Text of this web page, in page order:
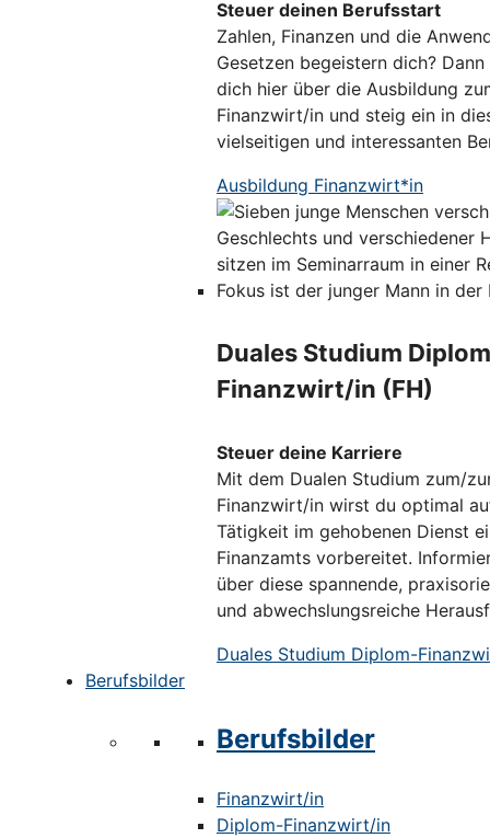
Steuer deinen Berufsstart
Zahlen, Finanzen und die
Gesetzen begeistern dich?
dich hier über die Ausbildung
Finanzwirt/in und steig ein in
vielseitigen und interessanten
Ausbildung Finanzwirt*in
Duales Studium
Finanzwirt/in (FH)
Steuer deine Karriere
Mit dem Dualen Studium zum/
Finanzwirt/in wirst du optimal
Tätigkeit im gehobenen Dienst
Finanzamts vorbereitet.
über diese spannende,
und abwechslungsreiche
Duales Studium Diplom-
Berufsbilder
Berufsbilder
Finanzwirt/in
Diplom-Finanzwirt/in